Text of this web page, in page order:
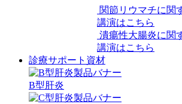
関節リウマチに関
講演はこちら
潰瘍性大腸炎に関
講演はこちら
診療サポート資材
B型肝炎